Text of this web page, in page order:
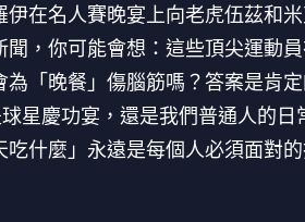
伊在名人賽晚宴上向老虎伍茲和
聞，你可能會想：這些頂尖運動
為「晚餐」傷腦筋嗎？答案是肯
星慶功宴，還是我們普通人的日
吃什麼」永遠是每個人必須面對